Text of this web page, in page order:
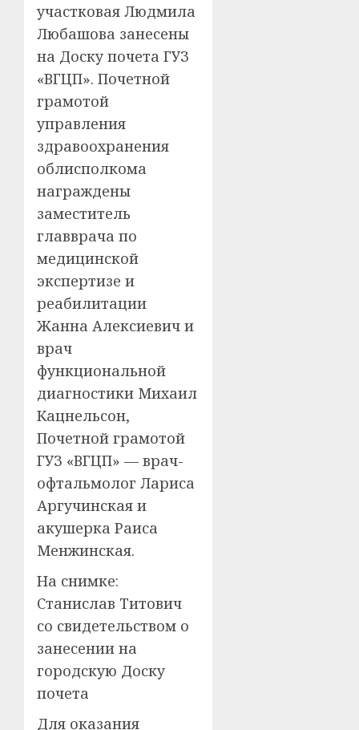
участковая Людмила
Любашова занесены
на Доску почета ГУЗ
«ВГЦП». Почетной
грамотой
управления
здравоохранения
облисполкома
награждены
заместитель
главврача по
медицинской
экспертизе и
реабилитации
Жанна Алексиевич и
врач
функциональной
диагностики Михаил
Кацнельсон,
Почетной грамотой
ГУЗ «ВГЦП» — врач-
офтальмолог Лариса
Аргучинская и
акушерка Раиса
Менжинская.
На снимке:
Станислав Титович
со свидетельством о
занесении на
городскую Доску
почета
Для оказания